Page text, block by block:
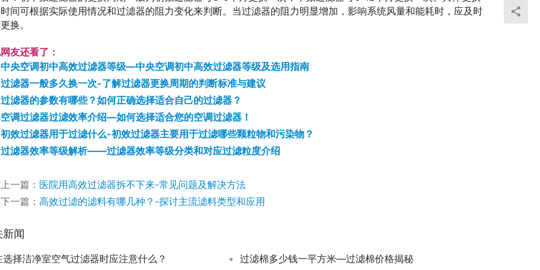
时间可根据实际使用情况和过滤器的阻力变化来判断。当过滤器的阻力明显增加，影响系统风量和能耗时，应及时
更换。
友还看了：
中央空调初中高效过滤器等级—中央空调初中高效过滤器等级及选用指南
过滤器一般多久换一次-了解过滤器更换周期的判断标准与建议
过滤器的参数有哪些？如何正确选择适合自己的过滤器？
空调过滤器过滤效率介绍—如何选择适合您的空调过滤器！
初效过滤器用于过滤什么-初效过滤器主要用于过滤哪些颗粒物和污染物？
过滤器效率等级解析——过滤器效率等级分类和对应过滤粒度介绍
上一篇： 医院用高效过滤器拆不下来-常见问题及解决方法
下一篇： 高效过滤的滤料有哪几种？-探讨主流滤料类型和应用
新闻
选择洁净室空气过滤器时应注意什么？ 过滤棉多少钱一平方米—过滤棉价格揭秘